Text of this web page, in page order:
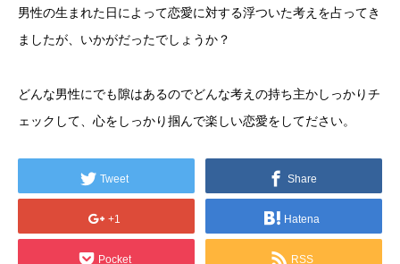
男性の生まれた日によって恋愛に対する浮ついた考えを占ってき
ましたが、いかがだったでしょうか？
どんな男性にでも隙はあるのでどんな考えの持ち主かしっかりチ
ェックして、心をしっかり掴んで楽しい恋愛をしてださい。
Tweet Share
+1 Hatena
Pocket RSS